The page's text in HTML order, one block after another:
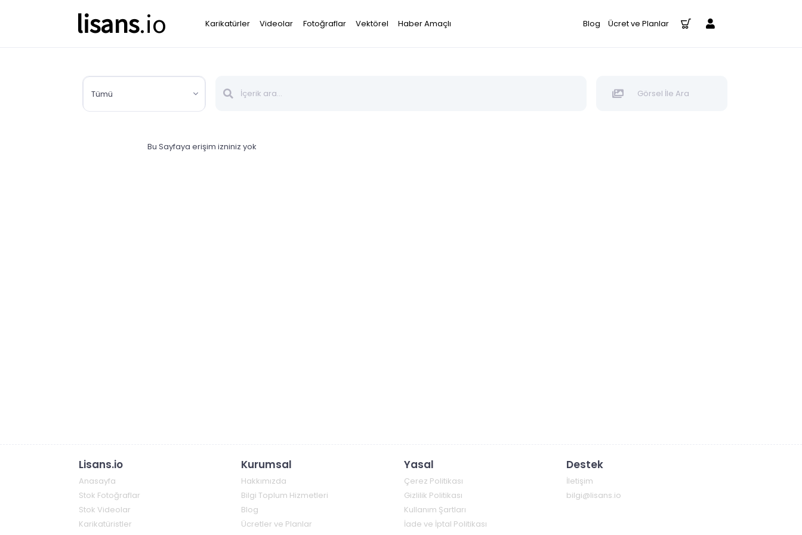
lisans.io Karikatürler Videolar Fotoğraflar Vektörel Haber Amaçlı Blog Ücret ve Planlar
Tümü Görsel İle Ara
Bu Sayfaya erişim izniniz yok
Lisans.io
Anasayfa
Stok Fotoğraflar
Stok Videolar
Karikatüristler
Kurumsal
Hakkımızda
Bilgi Toplum Hizmetleri
Blog
Ücretler ve Planlar
Yasal
Çerez Politikası
Gizlilik Politikası
Kullanım Şartları
İade ve İptal Politikası
Destek
İletişim
bilgi@lisans.io